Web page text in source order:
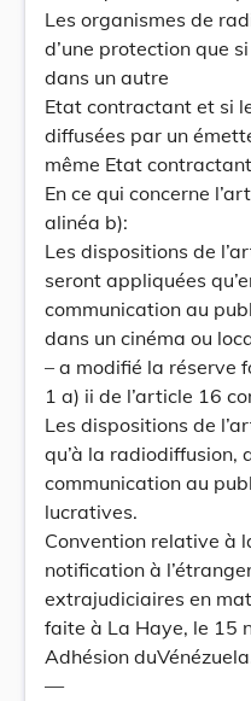
Les organismes de
d’une protection que
dans un autre
Etat contractant et si
diffusées par un
même Etat
En ce qui concerne
alinéa b):
Les dispositions de
seront appliquées
communication au
dans un cinéma ou
– a modifié la réserve
1 a) ii de l’article 16
Les dispositions de
qu’à la radiodiffusion,
communication au
lucratives.
Convention relative à
notification à
extrajudiciaires en
faite à La Haye, le 15
Adhésion
—